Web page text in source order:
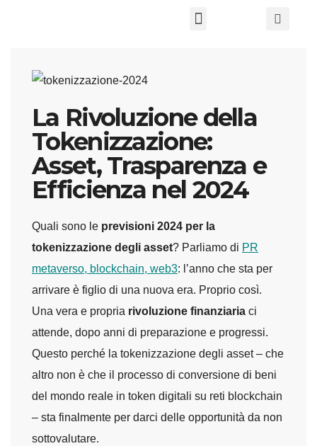
La Rivoluzione della
Tokenizzazione:
Asset, Trasparenza e
Efficienza nel 2024
Quali sono le previsioni 2024 per la
tokenizzazione degli asset? Parliamo di PR
metaverso, blockchain, web3: l’anno che sta per
arrivare è figlio di una nuova era. Proprio così.
Una vera e propria rivoluzione finanziaria ci
attende, dopo anni di preparazione e progressi.
Questo perché la tokenizzazione degli asset – che
altro non è che il processo di conversione di beni
del mondo reale in token digitali su reti blockchain
– sta finalmente per darci delle opportunità da non
sottovalutare.